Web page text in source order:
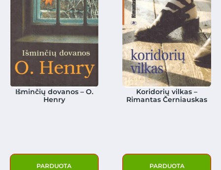
Išminčių dovanos – O.
Henry
PARDUOTA
Koridorių vilkas –
Rimantas Černiauskas
PARDUOTA